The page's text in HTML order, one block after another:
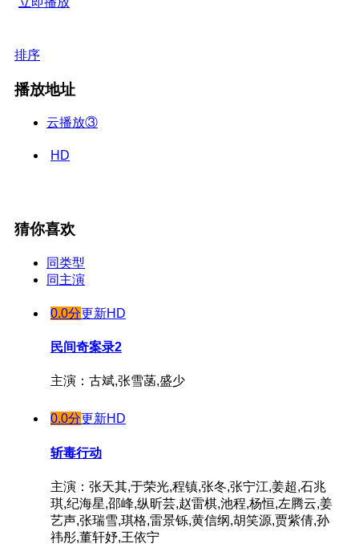
排序
播放地址
云播放③
HD
猜你喜欢
同类型
同主演
0.0分更新HD
民间奇案录2
主演：古斌,张雪菡,盛少
0.0分更新HD
斩毒行动
主演：张天其,于荣光,程镇,张冬,张宁江,姜超,石兆
琪,纪海星,邵峰,纵昕芸,赵雷棋,池程,杨恒,左腾云,姜
艺声,张瑞雪,琪格,雷景铄,黄信纲,胡笑源,贾紫倩,孙
祎彤,董轩妤,王依宁